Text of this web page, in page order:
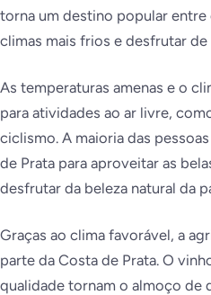
torna um destino popular
climas mais frios e desfrutar
As temperaturas amenas e o
para atividades ao ar livre,
ciclismo. A maioria das
de Prata para aproveitar as
desfrutar da beleza natural da
Graças ao clima favorável, a
parte da Costa de Prata. O
qualidade tornam o almoço de